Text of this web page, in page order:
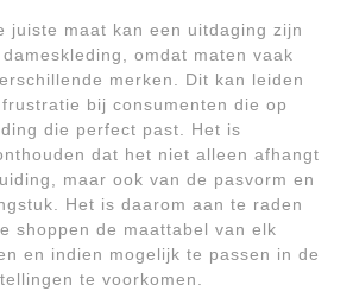
juiste maat kan een uitdaging zijn
omdat maten vaak
merken. Dit kan leiden
bij consumenten die op
die perfect past. Het is
dat het niet alleen afhangt
maar ook van de pasvorm en
Het is daarom aan te raden
shoppen de maattabel van elk
en indien mogelijk te passen in de
te voorkomen.